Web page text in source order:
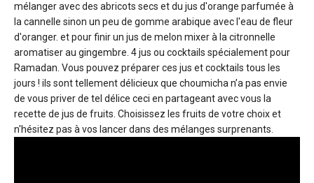
mélanger avec des abricots secs et du jus d'orange parfumée à
la cannelle sinon un peu de gomme arabique avec l'eau de fleur
d'oranger. et pour finir un jus de melon mixer à la citronnelle
aromatiser au gingembre. 4 jus ou cocktails spécialement pour
Ramadan. Vous pouvez préparer ces jus et cocktails tous les
jours ! ils sont tellement délicieux que choumicha n’a pas envie
de vous priver de tel délice ceci en partageant avec vous la
recette de jus de fruits. Choisissez les fruits de votre choix et
n'hésitez pas à vos lancer dans des mélanges surprenants.